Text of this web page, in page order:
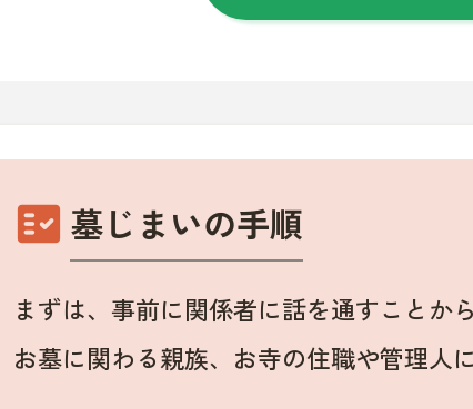
fact_check 墓じまいの手順
まずは、事前に関係者に話を通すことか
お墓に関わる親族、お寺の住職や管理人